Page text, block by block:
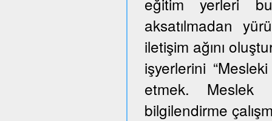
aksatılmadan
iletişim ağını
işyerlerini
etmek. Meslek
bilgilendirme